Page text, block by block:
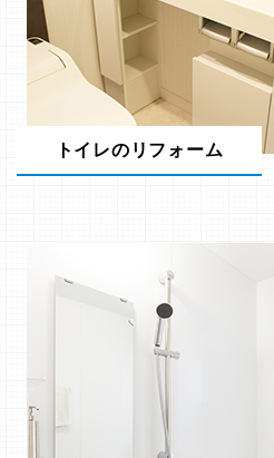
トイレのリフォーム